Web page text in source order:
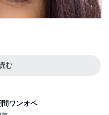
む
ワンオペ
前